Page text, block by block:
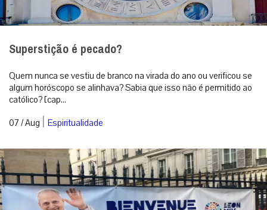
Superstição é pecado?
Quem nunca se vestiu de branco na virada do ano ou verificou se
algum horóscopo se alinhava? Sabia que isso não é permitido ao
católico? [cap...
07 / Aug | Espiritualidade